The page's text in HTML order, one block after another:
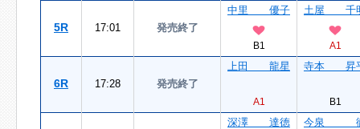
5R 17:01 発売終了
中里 優子
B1
土屋 千
A1
6R 17:28 発売終了
上田 龍星
A1
寺本 昇
B1
深澤 達徳 今泉